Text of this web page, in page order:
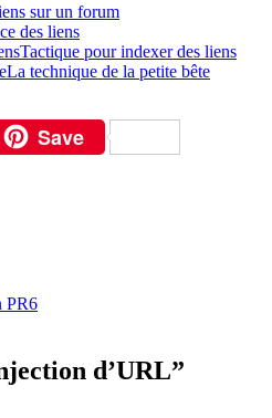
sur un forum
des liens
Tactique pour indexer des liens
La technique de la petite bête
Save
PR6
d’URL”